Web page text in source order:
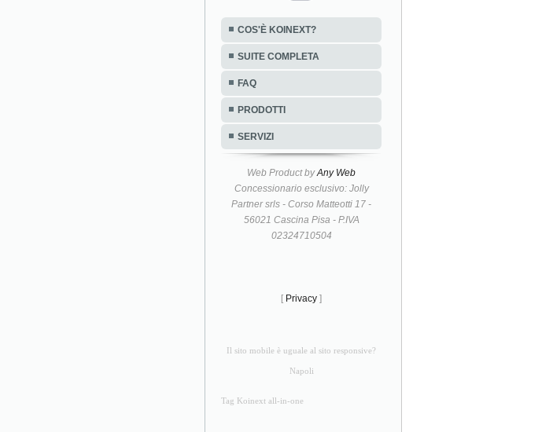
COS'È KOINEXT?
SUITE COMPLETA
FAQ
PRODOTTI
SERVIZI
Web Product byAny Web
Concessionario esclusivo: Jolly
Partner srls - Corso Matteotti 17 -
56021 Cascina Pisa - P.IVA
02324710504
[ Privacy ]
Il sito mobile è uguale al sito responsive?
Napoli
Tag Koinext all-in-one